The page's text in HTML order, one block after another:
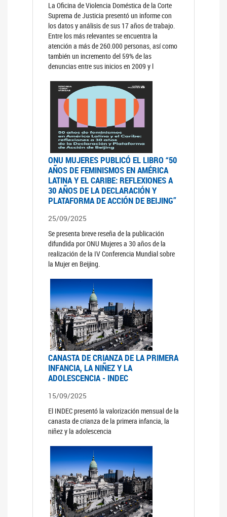
La Oficina de Violencia Doméstica de la Corte
Suprema de Justicia presentó un informe con
los datos y análisis de sus 17 años de trabajo.
Entre los más relevantes se encuentra la
atención a más de 260.000 personas, así como
también un incremento del 59% de las
denuncias entre sus inicios en 2009 y l
ONU MUJERES PUBLICÓ EL LIBRO “50
AÑOS DE FEMINISMOS EN AMÉRICA
LATINA Y EL CARIBE: REFLEXIONES A
30 AÑOS DE LA DECLARACIÓN Y
PLATAFORMA DE ACCIÓN DE BEIJING”
25/09/2025
Se presenta breve reseña de la publicación
difundida por ONU Mujeres a 30 años de la
realización de la IV Conferencia Mundial sobre
la Mujer en Beijing.
CANASTA DE CRIANZA DE LA PRIMERA
INFANCIA, LA NIÑEZ Y LA
ADOLESCENCIA - INDEC
15/09/2025
El INDEC presentó la valorización mensual de la
canasta de crianza de la primera infancia, la
niñez y la adolescencia